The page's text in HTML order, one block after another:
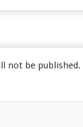
not be published.